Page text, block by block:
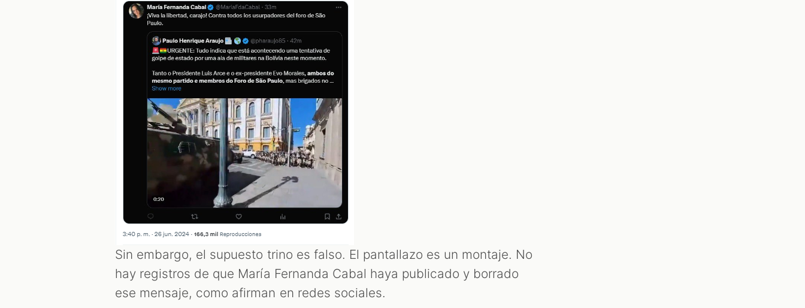
Sin embargo, el supuesto trino es falso. El pantallazo es un montaje. No
hay registros de que María Fernanda Cabal haya publicado y borrado
ese mensaje, como afirman en redes sociales.